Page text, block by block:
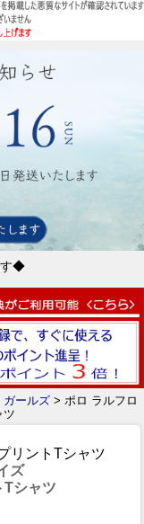
す◆
ールズ > ポロ ラルフロ
ツ
リントTシャツ
ズ
Tシャツ